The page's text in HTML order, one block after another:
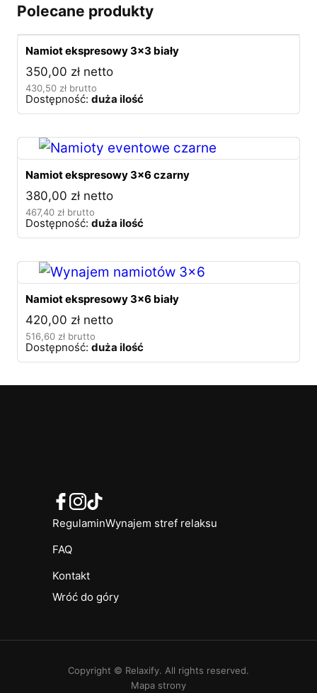
Polecane produkty
Namiot ekspresowy 3×3 biały
350,00 zł netto
430,50 zł brutto
Dostępność: duża ilość
Namiot ekspresowy 3×6 czarny
380,00 zł netto
467,40 zł brutto
Dostępność: duża ilość
Namiot ekspresowy 3×6 biały
420,00 zł netto
516,60 zł brutto
Dostępność: duża ilość
Regulamin
FAQ
Kontakt
Wynajem stref relaksu
Wróć do góry
Copyright © Relaxify. All rights reserved.
Mapa strony